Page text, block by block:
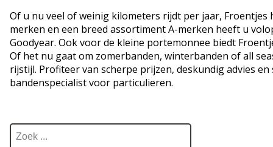
Of u nu veel of weinig kilometers rijdt per jaar,
merken en een breed assortiment A-merken heeft u
Goodyear. Ook voor de kleine portemonnee biedt
Of het nu gaat om zomerbanden, winterbanden of all
rijstijl. Profiteer van scherpe prijzen, deskundig advies
bandenspecialist voor particulieren.